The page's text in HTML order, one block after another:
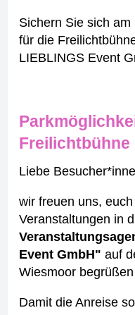
Sichern Sie sich
für die
LIEBLINGS Event
Freilichtbühne
Liebe
wir freuen uns,
Veranstaltungen in
Event GmbH" auf
Wiesmoor
Damit die Anreise